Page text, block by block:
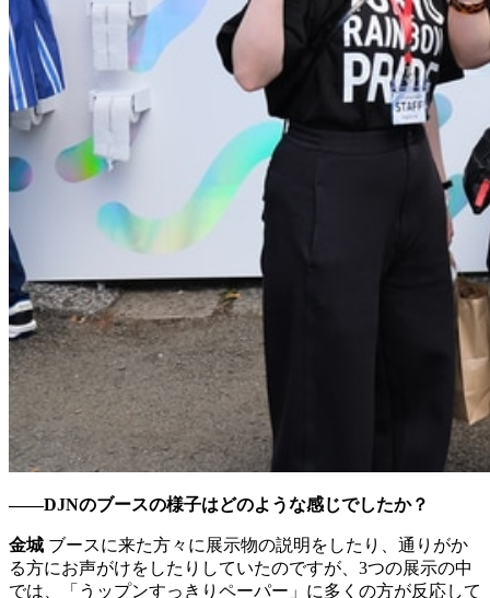
――DJNのブースの様子はどのような感じでしたか？
金城 ブースに来た方々に展示物の説明をしたり、通りがか
る方にお声がけをしたりしていたのですが、3つの展示の中
では、「うップンすっきりペーパー」に多くの方が反応して